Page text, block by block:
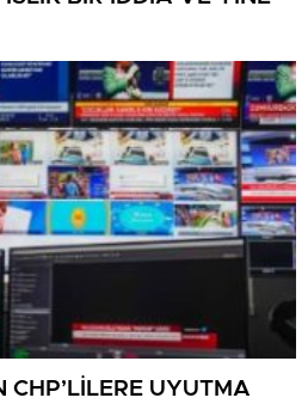
CHP’LİLERE UYUTMA